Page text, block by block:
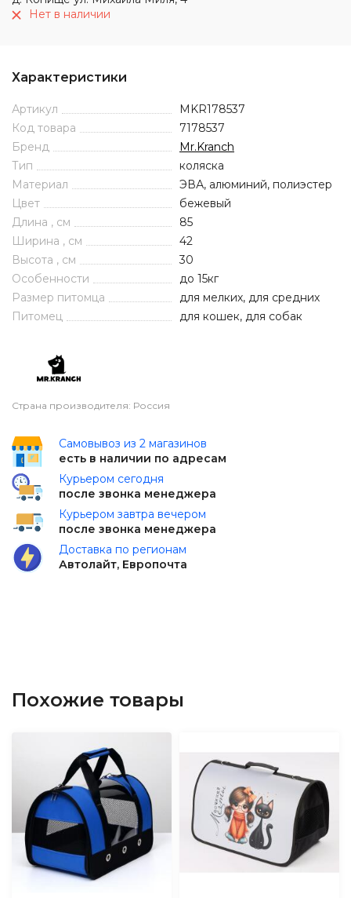
Нет в наличии
Характеристики
Артикул
MKR178537
Код товара
7178537
Бренд
Mr.Kranch
Тип
коляска
Материал
ЭВА, алюминий, полиэстер
Цвет
бежевый
Длина , см
85
Ширина , см
42
Высота , см
30
Особенности
до 15кг
Размер питомца
для мелких, для средних
Питомец
для кошек, для собак
Страна производителя: Россия
Самовывоз из 2 магазинов
есть в наличии по адресам
Курьером сегодня
после звонка менеджера
Курьером завтра вечером
после звонка менеджера
Доставка по регионам
Автолайт, Европочта
Похожие товары